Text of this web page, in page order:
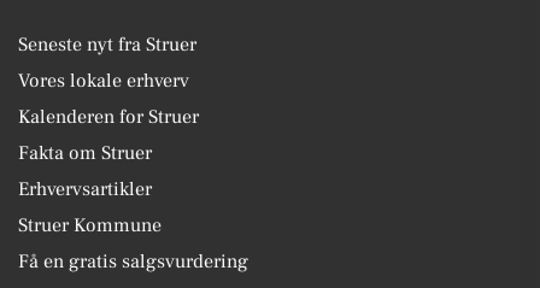
Seneste nyt fra Struer
Vores lokale erhverv
Kalenderen for Struer
Fakta om Struer
Erhvervsartikler
Struer Kommune
Få en gratis salgsvurdering